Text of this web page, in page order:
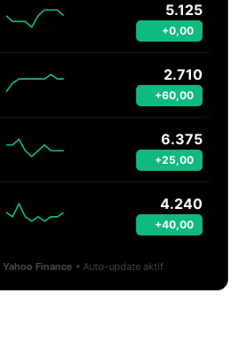
5.125
+0,00
2.710
+60,00
6.375
+25,00
4.240
+40,00
Yahoo Finance • Auto-update aktif